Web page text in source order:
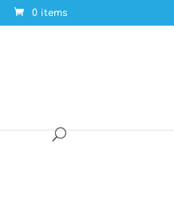
0 items